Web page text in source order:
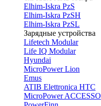
Elhim-Iskra PzS
Elhim-Iskra PzSH
Elhim-Iskra PzSL
Зарядные устройства
Lifetech Modular
Life IQ Modular
Hyundai
MicroPower Lion
Emus
ATIB Elettronica HTC
MicroPower ACCESSO